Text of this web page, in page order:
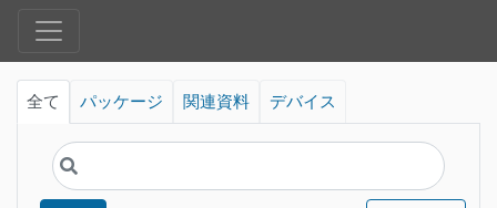
全て パッケージ 関連資料 デバイス